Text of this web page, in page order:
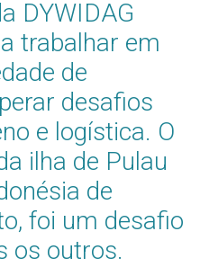
DYWIDAG
trabalhar em
de
desafios
e logística. O
ilha de Pulau
de
foi um desafio
os outros.